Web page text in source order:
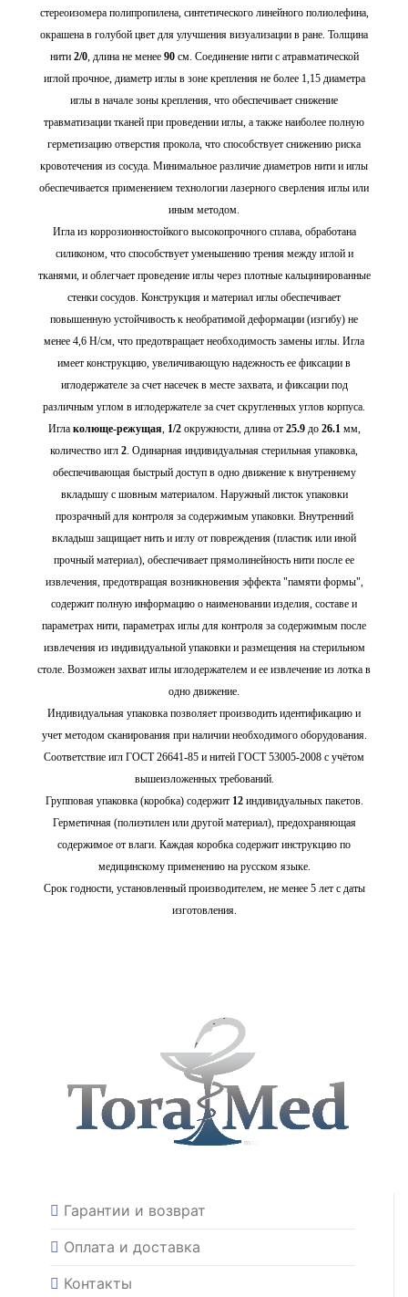
стереоизомера полипропилена, синтетического линейного полиолефина,
окрашена в голубой цвет для улучшения визуализации в ране. Толщина
нити 2/0, длина не менее 90см. Соединение нити с атравматической
иглой прочное, диаметр иглы в зоне крепления не более 1,15 диаметра
иглы в начале зоны крепления, что обеспечивает снижение
травматизации тканей при проведении иглы, а также наиболее полную
герметизацию отверстия прокола, что способствует снижению риска
кровотечения из сосуда. Минимальное различие диаметров нити и иглы
обеспечивается применением технологии лазерного сверления иглы или
иным методом.
Игла из коррозионностойкого высокопрочного сплава, обработана
силиконом, что способствует уменьшению трения между иглой и
тканями, и облегчает проведение иглы через плотные кальцинированные
стенки сосудов. Конструкция и материал иглы обеспечивает
повышенную устойчивость к необратимой деформации (изгибу) не
менее 4,6 Н/cм, что предотвращает необходимость замены иглы. Игла
имеет конструкцию, увеличивающую надежность ее фиксации в
иглодержателе за счет насечек в месте захвата, и фиксации под
различным углом в иглодержателе за счет скругленных углов корпуса.
Игла колюще-режущая, 1/2окружности, длина от 25.9до 26.1мм,
количество игл 2. Одинарная индивидуальная стерильная упаковка,
обеспечивающая быстрый доступ в одно движение к внутреннему
вкладышу с шовным материалом. Наружный листок упаковки
прозрачный для контроля за содержимым упаковки. Внутренний
вкладыш защищает нить и иглу от повреждения (пластик или иной
прочный материал), обеспечивает прямолинейность нити после ее
извлечения, предотвращая возникновения эффекта "памяти формы",
содержит полную информацию о наименовании изделия, составе и
параметрах нити, параметрах иглы для контроля за содержимым после
извлечения из индивидуальной упаковки и размещения на стерильном
столе. Возможен захват иглы иглодержателем и ее извлечение из лотка в
одно движение.
Индивидуальная упаковка позволяет производить идентификацию и
учет методом сканирования при наличии необходимого оборудования.
Соответствие игл ГОСТ 26641-85 и нитей ГОСТ 53005-2008 с учётом
вышеизложенных требований.
Групповая упаковка (коробка) содержит 12индивидуальных пакетов.
Герметичная (полиэтилен или другой материал), предохраняющая
содержимое от влаги. Каждая коробка содержит инструкцию по
медицинскому применению на русском языке.
Срок годности, установленный производителем, не менее 5 лет с даты
изготовления.
Гарантии и возврат
Оплата и доставка
Контакты